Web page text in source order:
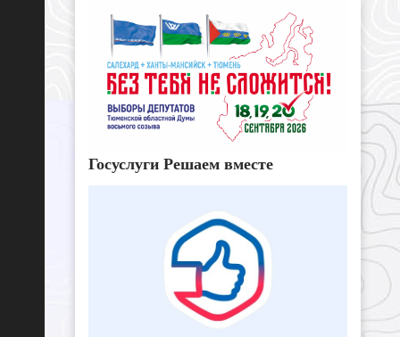
Госуслуги Решаем вместе